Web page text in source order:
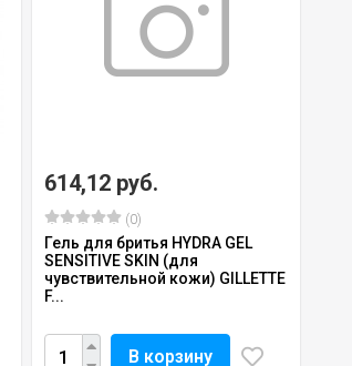
614,12 руб.
(0)
Гель для бритья HYDRA GEL
SENSITIVE SKIN (для
чувствительной кожи) GILLETTE
F...
В корзину